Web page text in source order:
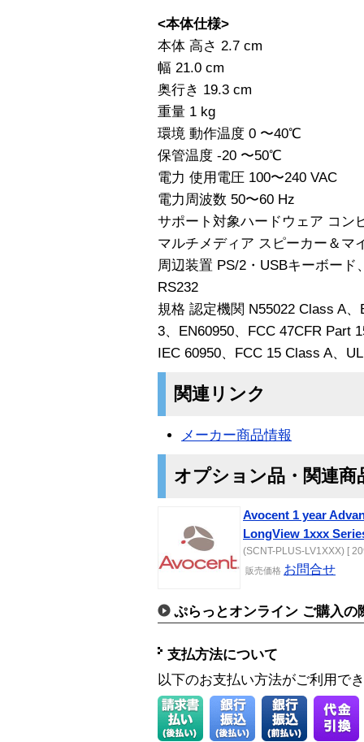
<本体仕様>
本体 高さ 2.7 cm
幅 21.0 cm
奥行き 19.3 cm
重量 1 kg
環境 動作温度 0 〜40℃
保管温度 -20 〜50℃
電力 使用電圧 100〜240 VAC
電力周波数 50〜60 Hz
サポート対象ハードウェア コン
マルチメディア スピーカー＆マ
周辺装置 PS/2・USBキーボー
RS232
規格 認定機関 N55022 Class A
3、EN60950、FCC 47CFR Part
IEC 60950、FCC 15 Class A、
関連リンク
メーカー商品情報
オプション品・関連商
Avocent 1 year
LongView 1xxx
(SCNT-PLUS-LV1XXX) [
販売価格 お問合せ
ぷらっとオンライン ご購入の
支払方法について
以下のお支払い方法がご利用で